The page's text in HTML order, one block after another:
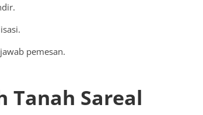
pemesan.
Tanah Sareal